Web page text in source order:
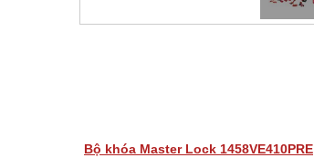
Bộ khóa Master Lock 1458VE410PRE